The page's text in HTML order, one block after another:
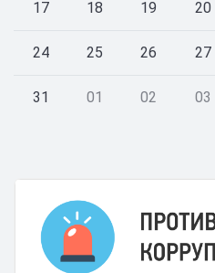
17 18 19 20
24 25 26 27
31 01 02 03